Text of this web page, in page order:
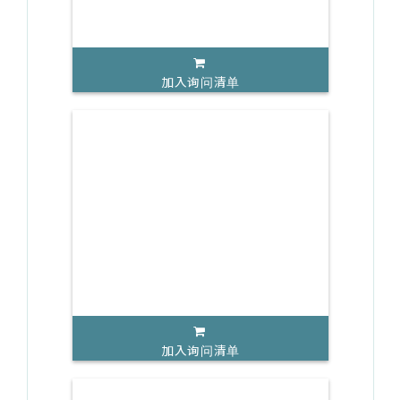
加入询问清单
加入询问清单